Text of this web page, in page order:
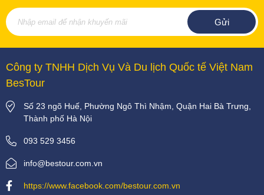
Công ty TNHH Dịch Vụ Và Du lịch Quốc tế Việt Nam
BesTour
Số 23 ngõ Huế, Phường Ngô Thì Nhậm, Quận Hai Bà Trưng,
Thành phố Hà Nội
093 529 3456
info@bestour.com.vn
https://www.facebook.com/bestour.com.vn